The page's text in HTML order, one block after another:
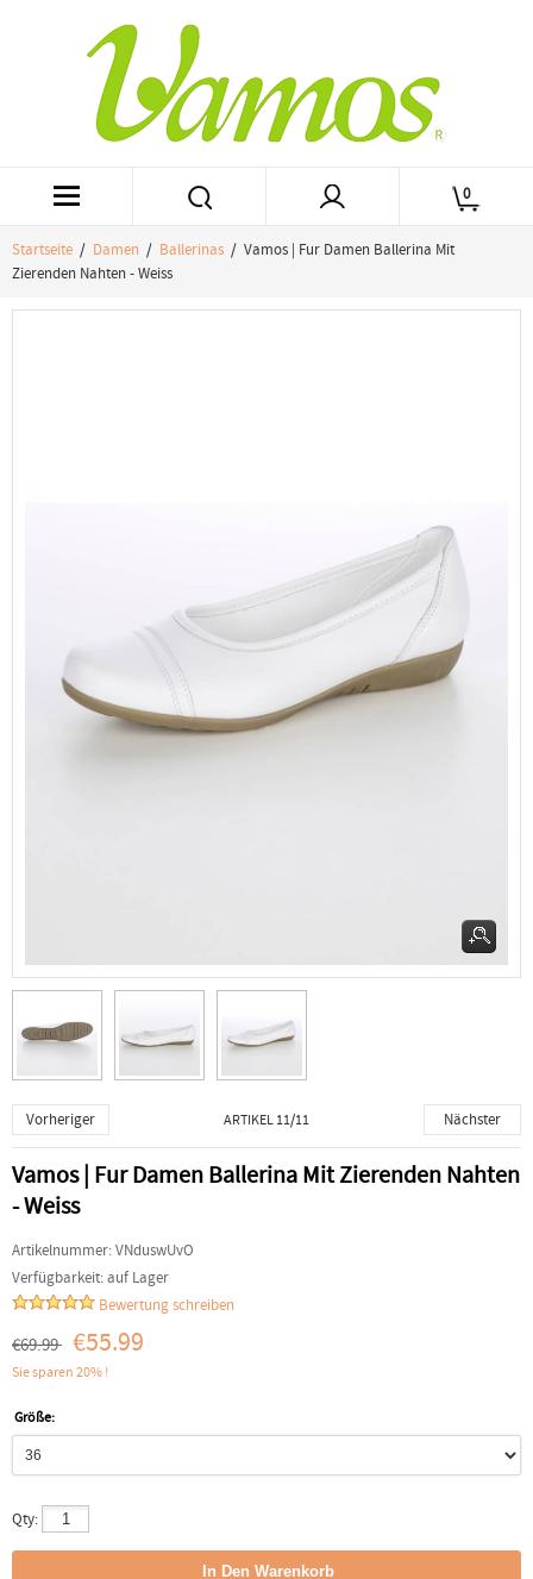
0
Startseite / Damen / Ballerinas / Vamos | Fur Damen Ballerina Mit
Zierenden Nahten - Weiss
Vorheriger ARTIKEL 11/11 Nächster
Vamos | Fur Damen Ballerina Mit Zierenden Nahten
- Weiss
Artikelnummer:VNduswUvO
Verfügbarkeit:auf Lager
Bewertung schreiben
€69.99 €55.99
Sie sparen 20% !
Größe:
Qty: